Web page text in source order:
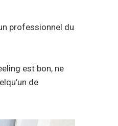
professionnel du
est bon, ne
de